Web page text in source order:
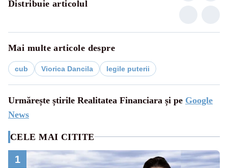
Distribuie articolul
Mai multe articole despre
cub Viorica Dancila legile puterii
Urmărește știrile Realitatea Financiara și pe Google
News
CELE MAI CITITE
1